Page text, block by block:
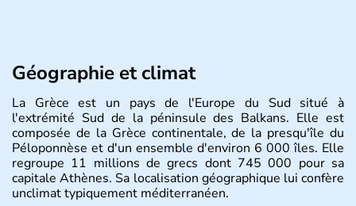
Géographie et climat
La Grèce est un pays de l'Europe du Sud situé à
l'extrémité Sud de la péninsule des Balkans. Elle est
composée de la Grèce continentale, de la presqu'île du
Péloponnèse et d'un ensemble d'environ 6 000 îles. Elle
regroupe 11 millions de grecs dont 745 000 pour sa
capitale Athènes. Sa localisation géographique lui confère
unclimat typiquement méditerranéen.